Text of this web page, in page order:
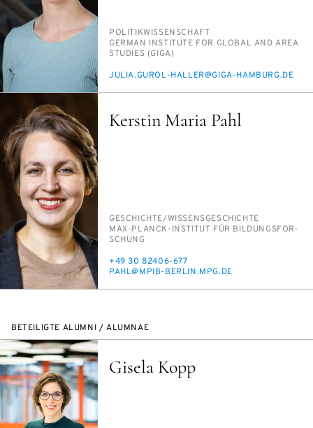
PERSON_RESEARCH_SUBJECT
PO­LI­TIK­WIS­SEN­SCHAFT
INSTITUTION
GER­MAN IN­STI­TU­TE FOR GLO­BAL AND AREA
STU­DIES (GI­GA)
E-
JU­LIA.GU­ROL-HAL­LER@GI­GA-HAM­BURG.DE
Kerstin Maria Pahl
PERSON_RESEARCH_SUBJECT
GE­SCHICH­TE/​WIS­SENS­GE­SCHICH­TE
INSTITUTION
MAX-PLANCK-IN­STI­TUT FÜR BIL­DUNGS­FOR­
SCHUNG
TELEFON
+49 30 82406-677
E-
PAHL@MPIB-BER­LIN.MPG.DE
BETEILIGTE ALUMNI / ALUMNAE
Gisela Kopp